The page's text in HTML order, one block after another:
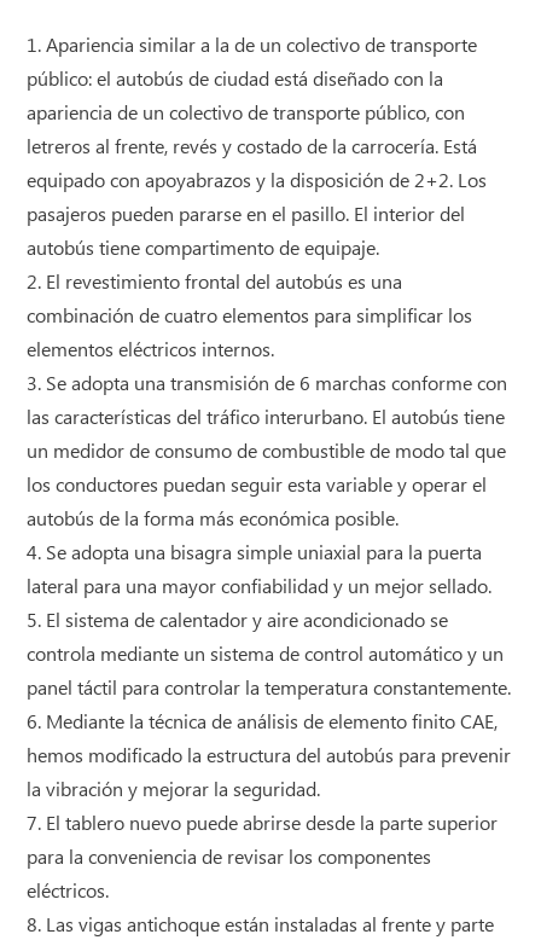
1. Apariencia similar a la de un colectivo de transporte
público: el autobús de ciudad está diseñado con la
apariencia de un colectivo de transporte público, con
letreros al frente, revés y costado de la carrocería. Está
equipado con apoyabrazos y la disposición de 2+2. Los
pasajeros pueden pararse en el pasillo. El interior del
autobús tiene compartimento de equipaje.
2. El revestimiento frontal del autobús es una
combinación de cuatro elementos para simplificar los
elementos eléctricos internos.
3. Se adopta una transmisión de 6 marchas conforme con
las características del tráfico interurbano. El autobús tiene
un medidor de consumo de combustible de modo tal que
los conductores puedan seguir esta variable y operar el
autobús de la forma más económica posible.
4. Se adopta una bisagra simple uniaxial para la puerta
lateral para una mayor confiabilidad y un mejor sellado.
5. El sistema de calentador y aire acondicionado se
controla mediante un sistema de control automático y un
panel táctil para controlar la temperatura constantemente.
6. Mediante la técnica de análisis de elemento finito CAE,
hemos modificado la estructura del autobús para prevenir
la vibración y mejorar la seguridad.
7. El tablero nuevo puede abrirse desde la parte superior
para la conveniencia de revisar los componentes
eléctricos.
8. Las vigas antichoque están instaladas al frente y parte